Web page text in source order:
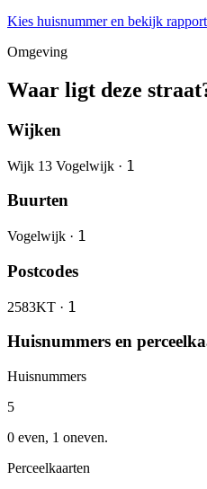
Kies huisnummer en bekijk rapport
Omgeving
Waar ligt deze
Wijken
Wijk 13 Vogelwijk · 1
Buurten
Vogelwijk · 1
Postcodes
2583KT · 1
Huisnummers en
Huisnummers
5
0 even, 1 oneven.
Perceelkaarten